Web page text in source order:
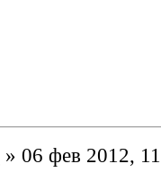
» 06 фев 2012,